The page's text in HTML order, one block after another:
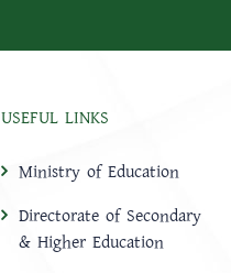
USEFUL LINKS
Ministry of Education
Directorate of Secondary
& Higher Education